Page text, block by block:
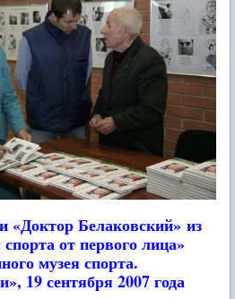
«Доктор Белаковский» из
от первого лица»
музея спорта.
19 сентября 2007 года